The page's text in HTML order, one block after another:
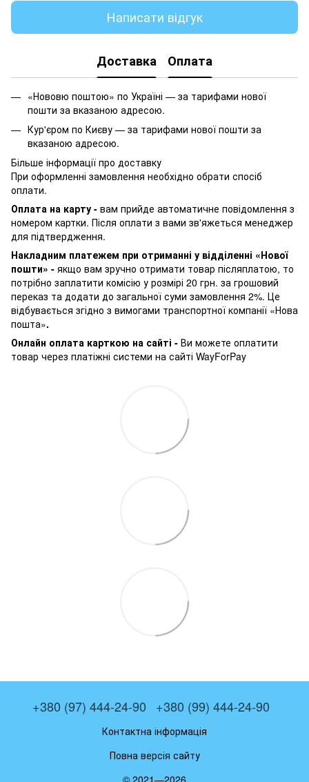
Написати відгук
Доставка Оплата
«Нововю поштою» по Україні — за тарифами нової
пошти за вказаною адресою.
Кур'єром по Києву — за тарифами нової пошти за
вказаною адресою.
Більше інформації про доставку
При оформленні замовлення необхідно обрати спосіб
оплати.
Оплата на карту - вам прийде автоматичне повідомлення з
номером картки. Після оплати з вами зв'яжеться менеджер
для підтвердження.
Накладним платежем при отриманні у відділенні «Нової
пошти» - якщо вам зручно отримати товар післяплатою, то
потрібно заплатити комісію у розмірі 20 грн. за грошовий
переказ та додати до загальної суми замовлення 2%. Це
відбувається згідно з вимогами транспортної компанії «Нова
пошта».
Онлайн оплата карткою на сайті - Ви можете оплатити
товар через платіжні системи на сайті WayForPay
+380 (97) 444-24-90 +380 (99) 444-24-90
Контактна інформація
Повна версія сайту
© 2021—2026